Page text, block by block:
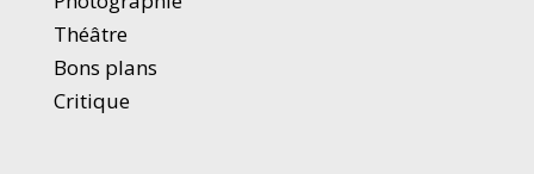
Théâtre
Bons plans
Critique